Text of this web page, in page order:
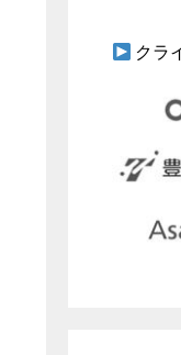
クラ